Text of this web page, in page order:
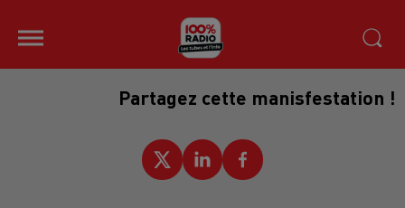
Partagez cette manisfestation !